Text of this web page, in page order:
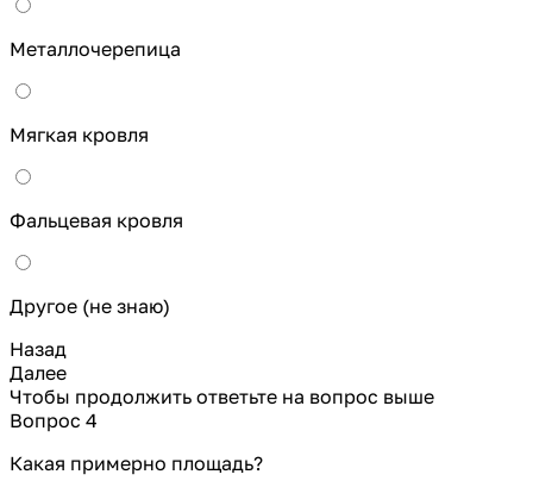
Металлочерепица
Мягкая кровля
Фальцевая кровля
Другое (не знаю)
Назад
Далее
Чтобы продолжить ответьте на вопрос выше
Вопрос 4
Какая примерно площадь?